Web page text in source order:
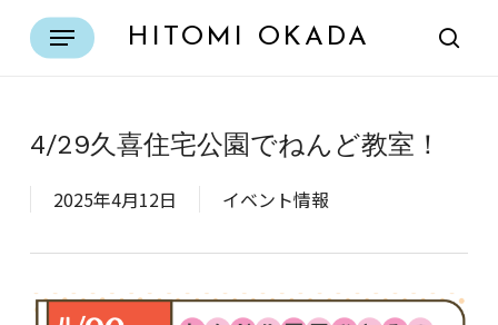
HITOMI OKADA
Menu
4/29久喜住宅公園でねんど教室！
2025年4月12日 イベント情報